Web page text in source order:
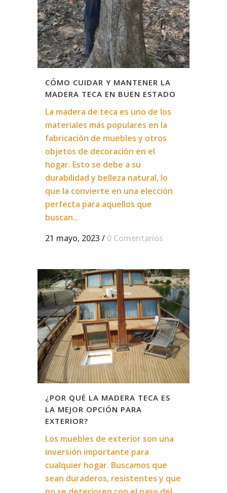
CÓMO CUIDAR Y MANTENER LA
MADERA TECA EN BUEN ESTADO
La madera de teca es uno de los
materiales más populares en la
fabricación de muebles y otros
objetos de decoración en el
hogar. Esto se debe a su
durabilidad y belleza natural, lo
que la convierte en una elección
perfecta para aquellos que
buscan...
21 mayo, 2023 / 0 Comentarios
¿POR QUÉ LA MADERA TECA ES
LA MEJOR OPCIÓN PARA
EXTERIOR?
Los muebles de exterior son una
inversión importante para
cualquier hogar. Buscamos que
sean duraderos, resistentes y que